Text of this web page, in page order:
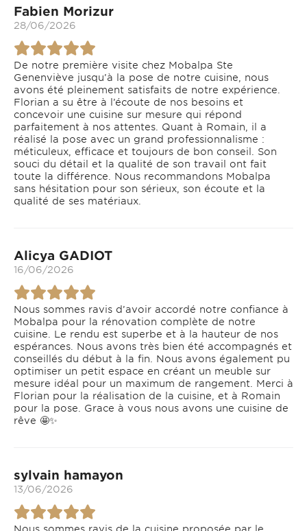
Fabien Morizur
28/06/2026
De notre première visite chez Mobalpa Ste
Genenviève jusqu’à la pose de notre cuisine, nous
avons été pleinement satisfaits de notre expérience.
Florian a su être à l’écoute de nos besoins et
concevoir une cuisine sur mesure qui répond
parfaitement à nos attentes. Quant à Romain, il a
réalisé la pose avec un grand professionnalisme :
méticuleux, efficace et toujours de bon conseil. Son
souci du détail et la qualité de son travail ont fait
toute la différence. Nous recommandons Mobalpa
sans hésitation pour son sérieux, son écoute et la
qualité de ses matériaux.
Alicya GADIOT
16/06/2026
Nous sommes ravis d’avoir accordé notre confiance à
Mobalpa pour la rénovation complète de notre
cuisine. Le rendu est superbe et à la hauteur de nos
espérances. Nous avons très bien été accompagnés et
conseillés du début à la fin. Nous avons également pu
optimiser un petit espace en créant un meuble sur
mesure idéal pour un maximum de rangement. Merci à
Florian pour la réalisation de la cuisine, et à Romain
pour la pose. Grace à vous nous avons une cuisine de
rêve 🤩✨
sylvain hamayon
13/06/2026
Nous sommes ravis de la cuisine proposée par le